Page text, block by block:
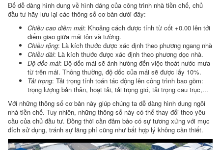
Để dễ dàng hình dung về hình dáng của công trình nhà tiền chế, chủ
đầu tư hãy lưu lại các thông số cơ bản dưới đây:
Chiều cao diềm mái: Khoảng cách được tính từ cốt +0.00 lên tới
điểm giao giữa mái tôn và tường.
Chiều rộng: Là kích thước được xác định theo phương ngang nhà
Chiều dài: Là kích thước được xác định theo phương dọc nhà.
Độ dốc mái: Độ dốc mái sẽ ảnh hưởng đến việc thoát nước mưa
từ trên mái. Thông thường, độ dốc của mái sẽ được lấy 10%.
Tải trọng: Tải trọng tính toán tác động lên công trình bao gồm:
trọng lượng bản thân, hoạt tải, tải trọng gió, tải trọng cầu trục,...
Với những thông số cơ bản này giúp chúng ta dễ dàng hình dung ngôi
nhà tiền chế. Tuy nhiên, những thông số này có thể thay đổi theo yêu
cầu của chủ đầu tư. Đồng thời cần đảm bảo có sự tương xứng với mục
đích sử dụng, tránh sự lãng phí cũng như bất hợp lý không cần thiết.